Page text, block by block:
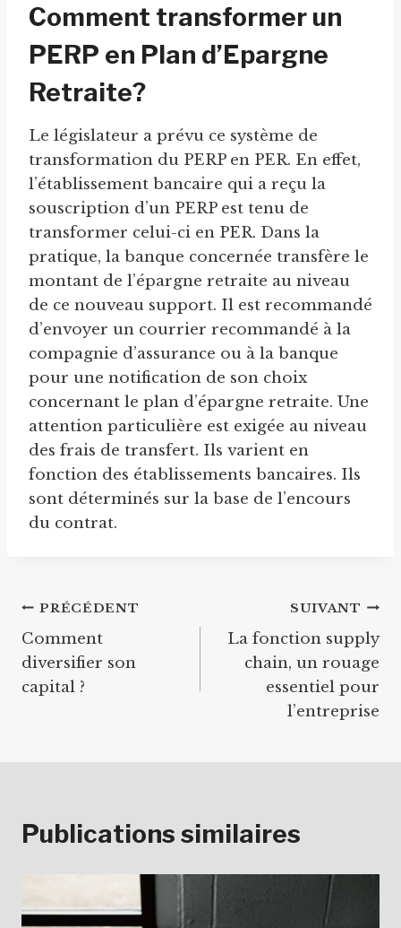
Comment transformer un
PERP en Plan d’Epargne
Retraite?
Le législateur a prévu ce système de
transformation du PERP en PER. En effet,
l’établissement bancaire qui a reçu la
souscription d’un PERP est tenu de
transformer celui-ci en PER. Dans la
pratique, la banque concernée transfère le
montant de l’épargne retraite au niveau
de ce nouveau support. Il est recommandé
d’envoyer un courrier recommandé à la
compagnie d’assurance ou à la banque
pour une notification de son choix
concernant le plan d’épargne retraite. Une
attention particulière est exigée au niveau
des frais de transfert. Ils varient en
fonction des établissements bancaires. Ils
sont déterminés sur la base de l’encours
du contrat.
Navigation
de
l’article
PRÉCÉDENT
Comment
diversifier son
capital ?
SUIVANT
La fonction supply
chain, un rouage
essentiel pour
l’entreprise
Publications similaires